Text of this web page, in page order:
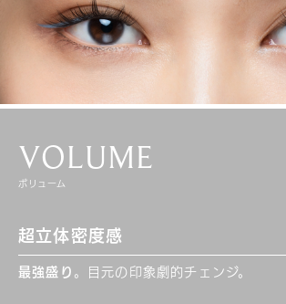
VOLUME
ボリューム
超立体密度感
最強盛り 。目元の印象劇的チェンジ。